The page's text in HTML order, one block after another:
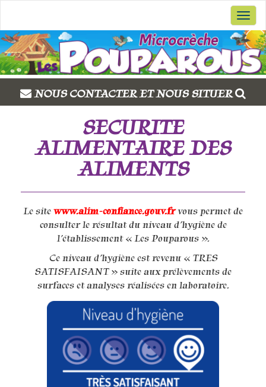
Menu
NOUS CONTACTER ET NOUS SITUER
SECURITE
ALIMENTAIRE DES
ALIMENTS
Le sitewww.alim-confiance.gouv.frvous permet de
consulter le résultat du niveau d’hygiène de
l’établissement « Les Pouparous ».
Ce niveau d’hygiène est revenu « TRES
SATISFAISANT » suite aux prélèvements de
surfaces et analyses réalisées en laboratoire.